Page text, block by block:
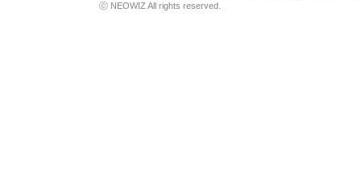
ⓒ NEOWIZ All rights reserved.